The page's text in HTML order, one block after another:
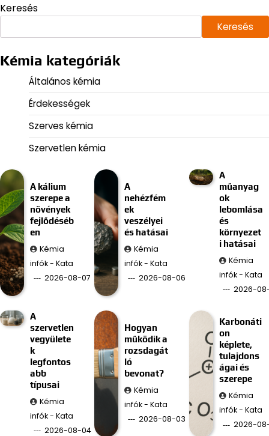
Keresés
Keresés
Kémia kategóriák
Általános kémia
Érdekességek
Szerves kémia
Szervetlen kémia
A kálium
szerepe a
növények
fejlődéséb
en
Kémia
infók - Kata
2026-08-07
A
nehézfém
ek
veszélyei
és hatásai
Kémia
infók - Kata
2026-08-06
A
műanyag
ok
lebomlása
és
környezet
i hatásai
Kémia
infók - Kata
2026-
A
szervetlen
vegyülete
k
legfontos
abb
típusai
Kémia
infók - Kata
2026-08-04
Hogyan
működik a
rozsdagát
ló
bevonat?
Kémia
infók - Kata
2026-08-03
Karbonáti
on
képlete,
tulajdons
ágai és
szerepe
Kémia
infók - Kata
2026-